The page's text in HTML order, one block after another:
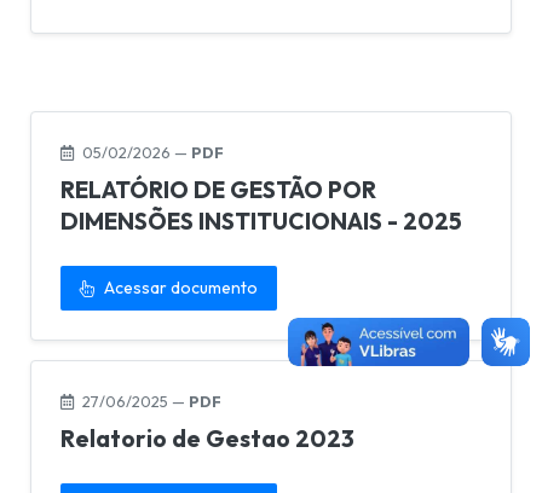
05/02/2026 — PDF
RELATÓRIO DE GESTÃO POR
DIMENSÕES INSTITUCIONAIS - 2025
Acessar documento
27/06/2025 — PDF
Relatorio de Gestao 2023